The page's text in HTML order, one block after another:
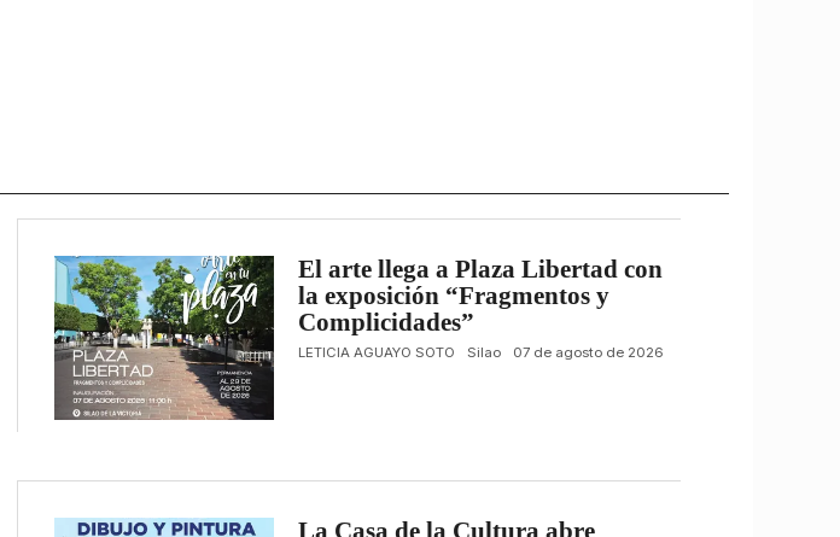
El arte llega a Plaza Libertad con
la exposición “Fragmentos y
Complicidades”
LETICIA AGUAYO SOTO Silao 07 de agosto de 2026
La Casa de la Cultura abre